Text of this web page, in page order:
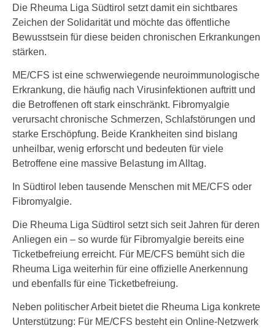
Die Rheuma Liga Südtirol setzt damit ein sichtbares
Zeichen der Solidarität und möchte das öffentliche
Bewusstsein für diese beiden chronischen Erkrankungen
stärken.
ME/CFS ist eine schwerwiegende neuroimmunologische
Erkrankung, die häufig nach Virusinfektionen auftritt und
die Betroffenen oft stark einschränkt. Fibromyalgie
verursacht chronische Schmerzen, Schlafstörungen und
starke Erschöpfung. Beide Krankheiten sind bislang
unheilbar, wenig erforscht und bedeuten für viele
Betroffene eine massive Belastung im Alltag.
In Südtirol leben tausende Menschen mit ME/CFS oder
Fibromyalgie.
Die Rheuma Liga Südtirol setzt sich seit Jahren für deren
Anliegen ein – so wurde für Fibromyalgie bereits eine
Ticketbefreiung erreicht. Für ME/CFS bemüht sich die
Rheuma Liga weiterhin für eine offizielle Anerkennung
und ebenfalls für eine Ticketbefreiung.
Neben politischer Arbeit bietet die Rheuma Liga konkrete
Unterstützung: Für ME/CFS besteht ein Online-Netzwerk